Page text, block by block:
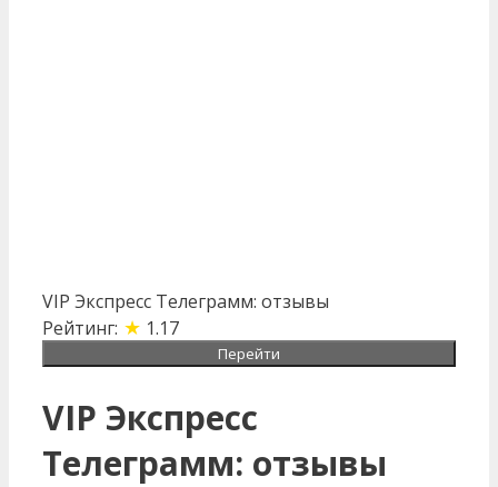
VIP Экспресс Телеграмм: отзывы
Рейтинг: ★ 1.17
Перейти
VIP Экспресс
Телеграмм: отзывы